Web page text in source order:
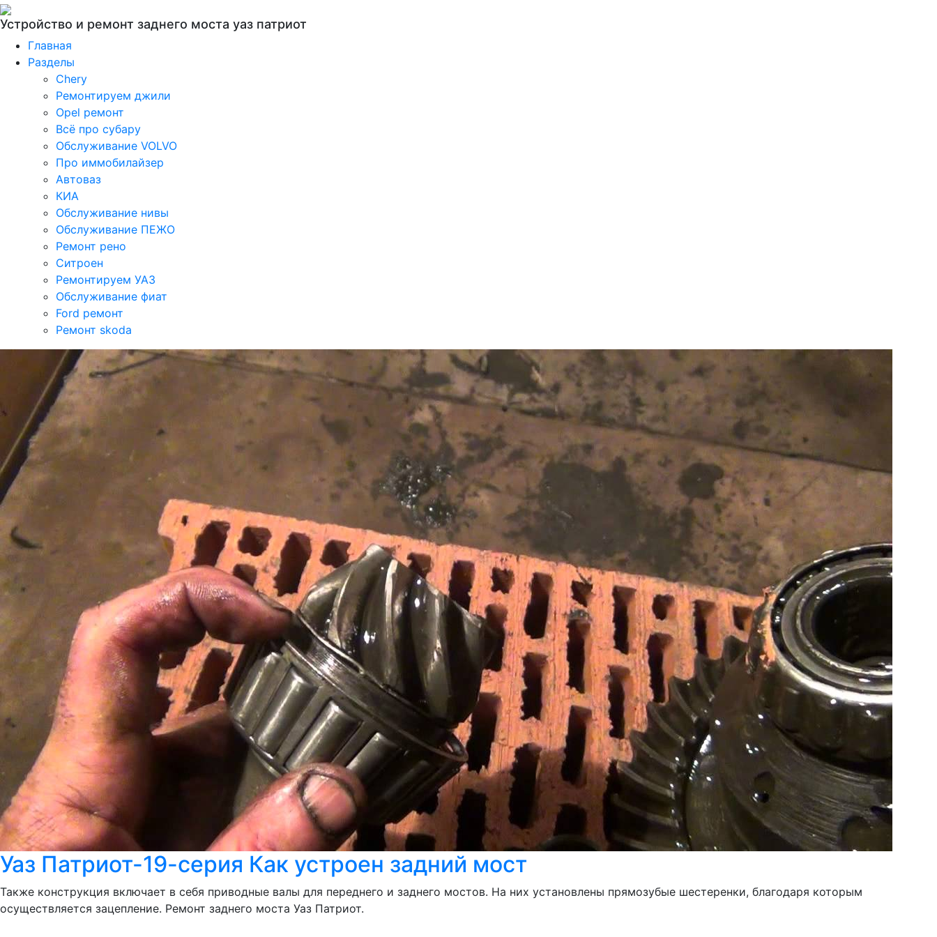
Устройство и ремонт заднего моста уаз патриот
Главная
Разделы
Chery
Ремонтируем джили
Opel ремонт
Всё про субару
Обслуживание VOLVO
Про иммобилайзер
Автоваз
КИА
Обслуживание нивы
Обслуживание ПЕЖО
Ремонт рено
Ситроен
Ремонтируем УАЗ
Обслуживание фиат
Ford ремонт
Ремонт skoda
Уаз Патриот-19-серия Как устроен задний мост
Также конструкция включает в себя приводные валы для переднего и заднего мостов. На них установлены прямозубые шестеренки, благодаря которым
осуществляется зацепление. Ремонт заднего моста Уаз Патриот.